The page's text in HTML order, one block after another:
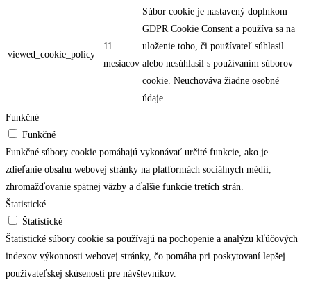
viewed_cookie_policy
11
mesiacov
Súbor cookie je nastavený doplnkom
GDPR Cookie Consent a používa sa na
uloženie toho, či používateľ súhlasil
alebo nesúhlasil s používaním súborov
cookie. Neuchováva žiadne osobné
údaje.
Funkčné
Funkčné
Funkčné súbory cookie pomáhajú vykonávať určité funkcie, ako je
zdieľanie obsahu webovej stránky na platformách sociálnych médií,
zhromažďovanie spätnej väzby a ďalšie funkcie tretích strán.
Štatistické
Štatistické
Štatistické súbory cookie sa používajú na pochopenie a analýzu kľúčových
indexov výkonnosti webovej stránky, čo pomáha pri poskytovaní lepšej
používateľskej skúsenosti pre návštevníkov.